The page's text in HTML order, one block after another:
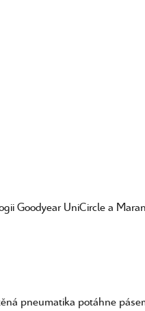
Goodyear UniCircle a
pneumatika potáhne